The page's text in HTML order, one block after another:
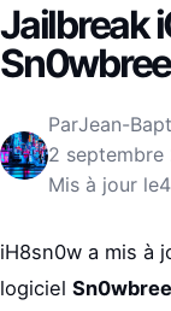
Jailbreak
ParJean-
2 septembre
Mis à jour le
iH8sn0w a mis à
logiciel